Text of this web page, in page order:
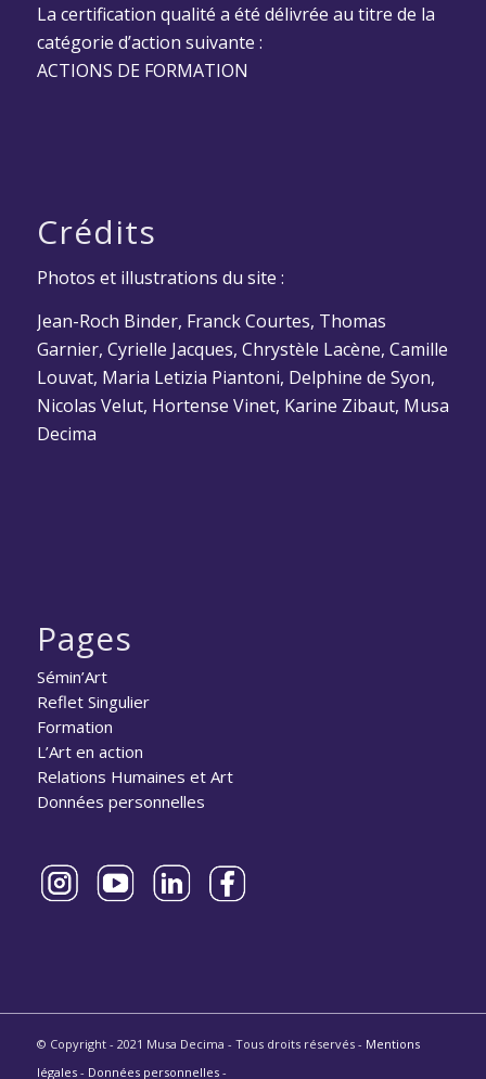
La certification qualité a été délivrée au titre de la
catégorie d’action suivante :
ACTIONS DE FORMATION
Crédits
Photos et illustrations du site :
Jean-Roch Binder, Franck Courtes, Thomas
Garnier, Cyrielle Jacques, Chrystèle Lacène, Camille
Louvat, Maria Letizia Piantoni, Delphine de Syon,
Nicolas Velut, Hortense Vinet, Karine Zibaut, Musa
Decima
Pages
Sémin’Art
Reflet Singulier
Formation
L’Art en action
Relations Humaines et Art
Données personnelles
© Copyright - 2021 Musa Decima - Tous droits réservés - Mentions
légales- Données personnelles-